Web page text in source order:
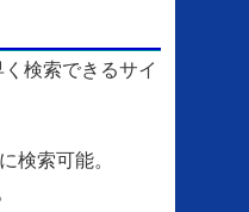
検索できるサイ
検索可能。